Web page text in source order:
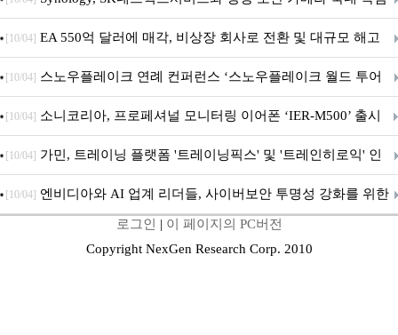
판매 파트너십 체결
[10/04] EA 550억 달러에 매각, 비상장 회사로 전환 및 대규모 해고
전망
[10/04] 스노우플레이크 연례 컨퍼런스 ‘스노우플레이크 월드 투어
서울’ 개최
[10/04] 소니코리아, 프로페셔널 모니터링 이어폰 ‘IER-M500’ 출시
[10/04] 가민, 트레이닝 플랫폼 '트레이닝픽스' 및 '트레인히로익' 인
수로 선수와 코치에 맞춤형 훈련 지원 확대
[10/04] 엔비디아와 AI 업계 리더들, 사이버보안 투명성 강화를 위한
SAFE 가이드라인 제안
로그인 | 이 페이지의 PC버전
Copyright NexGen Research Corp. 2010